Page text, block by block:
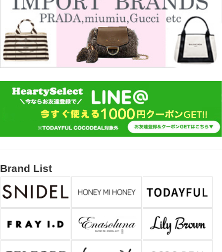
Brand List